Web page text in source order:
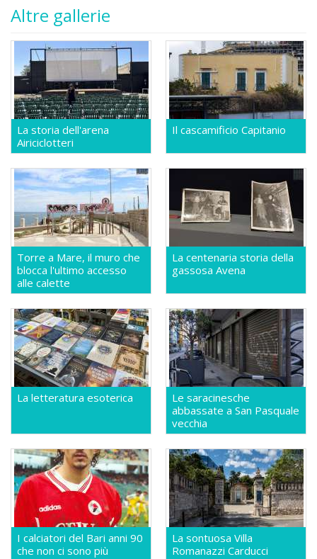
Altre gallerie
La storia dell'arena
Airiciclotteri
Il cascamificio Capitanio
Torre a Mare, il muro che
blocca l'ultimo accesso
alle calette
La centenaria storia della
gassosa Avena
La letteratura esoterica
Le saracinesche
abbassate a San Pasquale
vecchia
I calciatori del Bari anni 90
che non ci sono più
La sontuosa Villa
Romanazzi Carducci